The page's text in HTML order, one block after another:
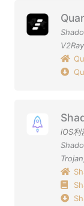
V2Ray
iOS利
Trojan